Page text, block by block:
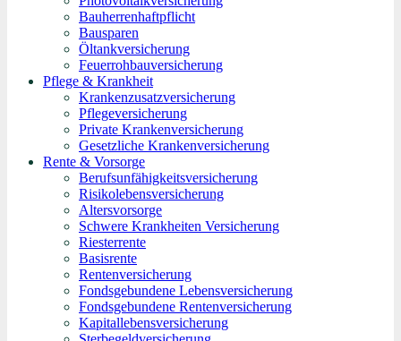
Bauherrenhaftpflicht
Bausparen
Öltankversicherung
Feuerrohbauversicherung
Pflege & Krankheit
Krankenzusatzversicherung
Pflegeversicherung
Private Krankenversicherung
Gesetzliche Krankenversicherung
Rente & Vorsorge
Berufs­unfähigkeitsversicherung
Risikolebensversicherung
Altersvorsorge
Schwere Krankheiten Versicherung
Riesterrente
Basisrente
Rentenversicherung
Fondsgebundene Lebensversicherung
Fondsgebundene Rentenversicherung
Kapitallebensversicherung